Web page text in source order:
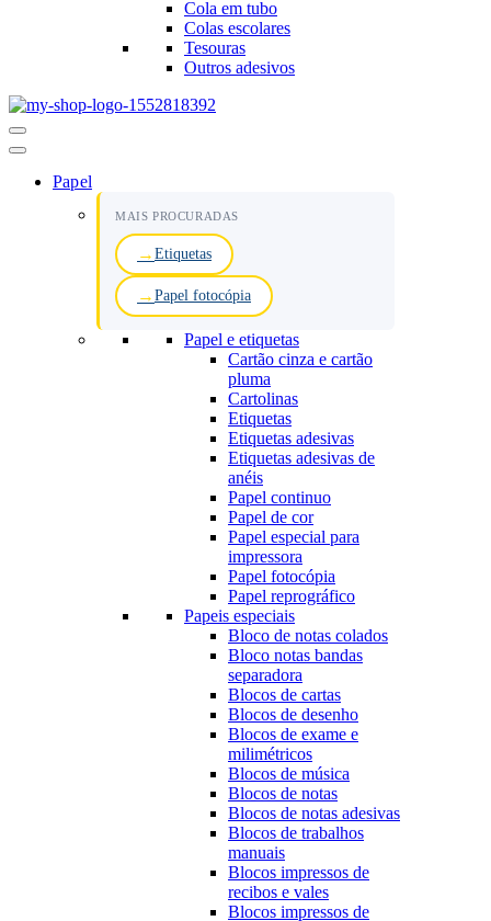
Cola em tubo
Colas escolares
Tesouras
Outros adesivos
Menu
de
Papel
MAIS PROCURADAS
Etiquetas
Papel fotocópia
Papel e etiquetas
Cartão cinza e cartão
pluma
Cartolinas
Etiquetas
Etiquetas adesivas
Etiquetas adesivas de
anéis
Papel continuo
Papel de cor
Papel especial para
impressora
Papel fotocópia
Papel reprográfico
Papeis especiais
Bloco de notas colados
Bloco notas bandas
separadora
Blocos de cartas
Blocos de desenho
Blocos de exame e
milimétricos
Blocos de música
Blocos de notas
Blocos de notas adesivas
Blocos de trabalhos
manuais
Blocos impressos de
recibos e vales
Blocos impressos de